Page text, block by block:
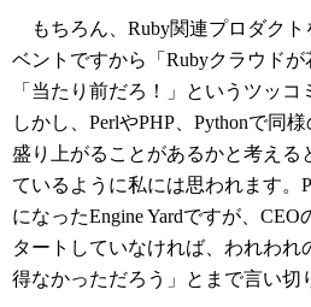
もちろん、Ruby関連プロダクト
ベントですから「Rubyクラウドが
「当たり前だろ！」というツッコ
しかし、PerlやPHP、Pythonで同
盛り上がることがあるかと考える
ているように私には思われます。
になったEngine Yardですが、
タートしていなければ、われわれ
得なかっただろう」とまで言い切